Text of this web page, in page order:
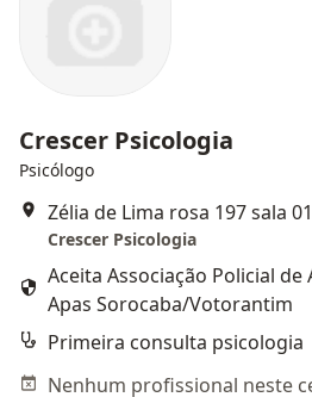
Crescer Psicologia
Psicólogo
Zélia de Lima rosa 197 sala
Crescer Psicologia
Aceita Associação Policial de
Apas Sorocaba/Votorantim
Primeira consulta psicologia